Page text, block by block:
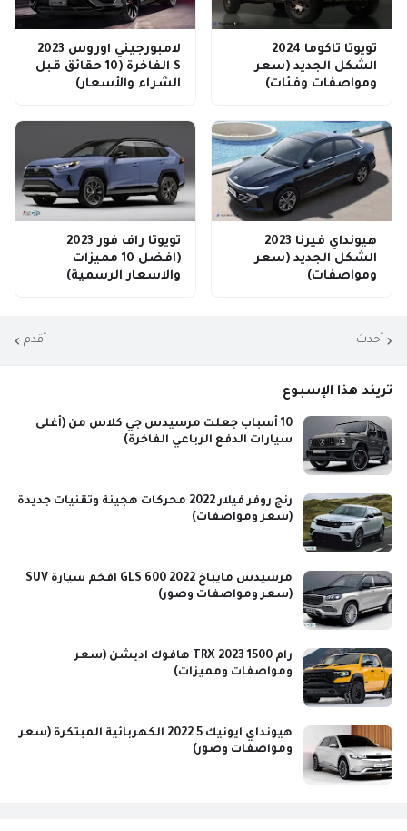
تويوتا تاكوما 2024
الشكل الجديد (سعر
ومواصفات وفئات)
لامبورجيني اوروس 2023
S الفاخرة (10 حقائق قبل
الشراء والأسعار)
هيونداي فيرنا 2023
الشكل الجديد (سعر
ومواصفات)
تويوتا راف فور 2023
(افضل 10 مميزات
والاسعار الرسمية)
أحدث أقدم
تريند هذا الإسبوع
10 أسباب جعلت مرسيدس جي كلاس من (أغلى
سيارات الدفع الرباعي الفاخرة)
رنج روفر فيلار 2022 محركات هجينة وتقنيات جديدة
(سعر ومواصفات)
مرسيدس مايباخ GLS 600 2022 افخم سيارة SUV
(سعر ومواصفات وصور)
رام 1500 TRX 2023 هافوك اديشن (سعر
ومواصفات ومميزات)
هيونداي ايونيك 5 2022 الكهربائية المبتكرة (سعر
ومواصفات وصور)